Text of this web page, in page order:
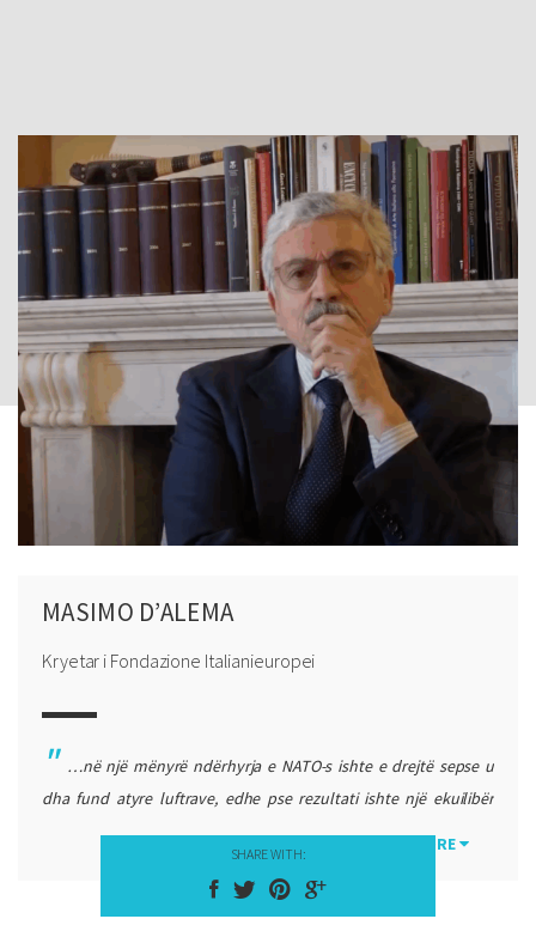
MASIMO D’ALEMA
Kryetar i Fondazione Italianieuropei
…në një mënyrë ndërhyrja e NATO-s ishte e drejtë sepse u
dha fund atyre luftrave, edhe pse rezultati ishte një ekuilibër
delikat. Ishte një veprim ushtarak që i dha fund luftës, nuk
shpalli luftë, lufta ishte aty, kishte të vdekur, ne ndërhym në një
konflikt që ishte aty, ishte politikisht e drejtë. Ishte legjitime. […]
MORE
SHARE WITH: